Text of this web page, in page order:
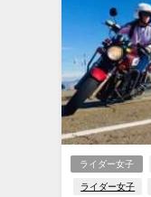
ライダー女子
ライダー女子